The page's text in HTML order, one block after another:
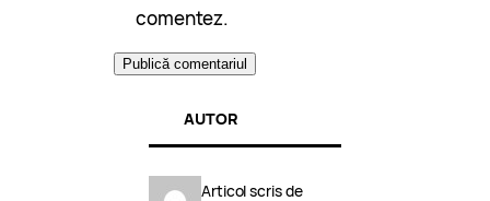
comentez.
AUTOR
Articol scris de